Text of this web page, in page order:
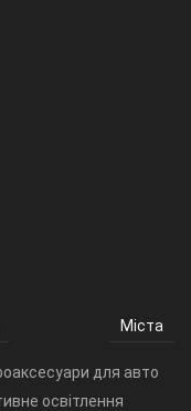
Міста
для авто
освітлення